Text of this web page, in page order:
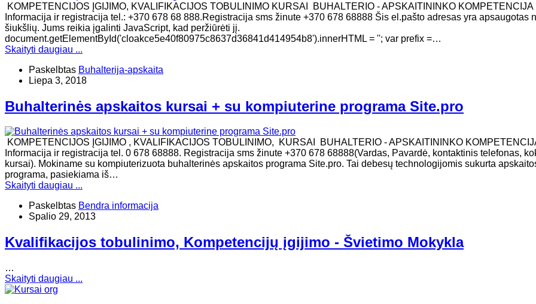
KOMPETENCIJOS ĮGIJIMO, KVALIFIKACIJOS TOBULINIMO KURSAI BUHALTERIO - APSKAITININKO KOMPETENCIJA
Informacija ir registracija tel.: +370 678 68 888.Registracija sms žinute +370 678 68888 Šis el.pašto adresas yra apsaugotas
šiukšlių. Jums reikia įgalinti JavaScript, kad peržiūrėti jį.
document.getElementById('cloakce5e40f80975c8637d36841d414954b8').innerHTML = ''; var prefix =…
Skaityti daugiau ...
Paskelbtas Buhalterija-apskaita
Liepa 3, 2018
Buhalterinės apskaitos kursai + su kompiuterine programa Site.pro
KOMPETENCIJOS ĮGIJIMO , KVALIFIKACIJOS TOBULINIMO, KURSAI BUHALTERIO - APSKAITININKO
Informacija ir registracija tel. 0 678 68888. Registracija sms žinute +370 678 68888(Vardas, Pavardė, kontaktinis telefonas,
kursai). Mokiname su kompiuterizuota buhalterinės apskaitos programa Site.pro. Tai debesų technologijomis sukurta
programa, pasiekiama iš…
Skaityti daugiau ...
Paskelbtas Bendra informacija
Spalio 29, 2013
Kvalifikacijos tobulinimo, Kompetencijų įgijimo - Švietimo Mokykla
…
Skaityti daugiau ...